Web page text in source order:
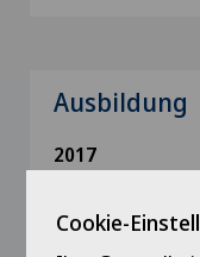
Ausbildung
2017
Cookie-